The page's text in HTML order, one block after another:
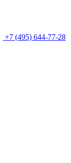
+7 (495) 644-77-28